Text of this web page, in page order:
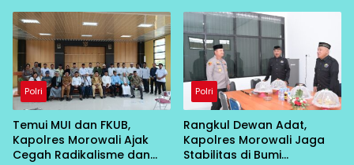
Polri
Temui MUI dan FKUB,
Kapolres Morowali Ajak
Cegah Radikalisme dan
Polri
Rangkul Dewan Adat,
Kapolres Morowali Jaga
Stabilitas di Bumi